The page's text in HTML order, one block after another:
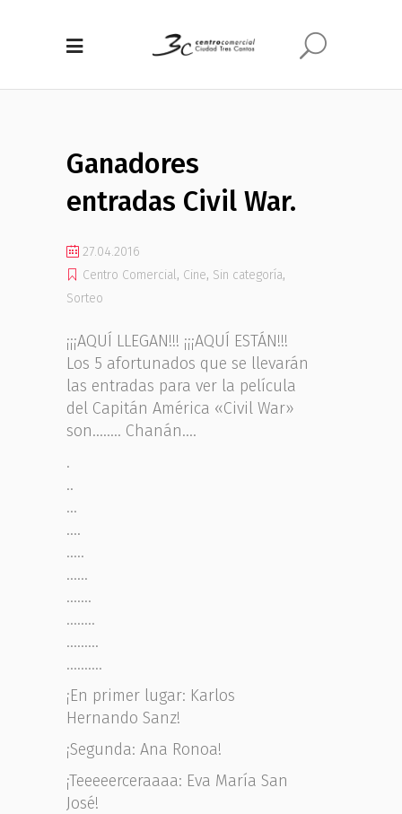
Ganadores
entradas Civil War.
27.04.2016
Centro Comercial, Cine, Sin categoría,
Sorteo
¡¡¡AQUÍ LLEGAN!!! ¡¡¡AQUÍ ESTÁN!!!
Los 5 afortunados que se llevarán
las entradas para ver la película
del Capitán América «Civil War»
son…….. Chanán….
.
..
…
….
…..
……
…….
……..
………
……….
¡En primer lugar: Karlos
Hernando Sanz!
¡Segunda: Ana Ronoa!
¡Teeeeerceraaaa: Eva María San
José!